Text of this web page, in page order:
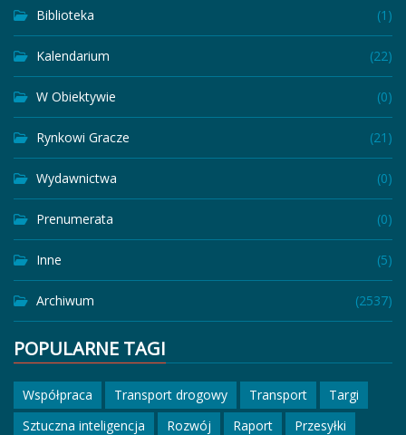
Biblioteka (1)
Kalendarium (22)
W Obiektywie (0)
Rynkowi Gracze (21)
Wydawnictwa (0)
Prenumerata (0)
Inne (5)
Archiwum (2537)
POPULARNE TAGI
Współpraca Transport drogowy Transport
Targi
Sztuczna inteligencja
Rozwój Raport
Przesyłki